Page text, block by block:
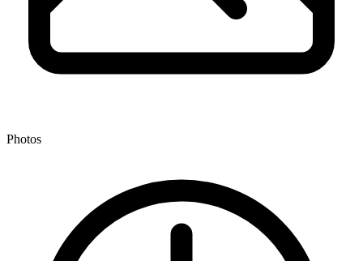
Photos